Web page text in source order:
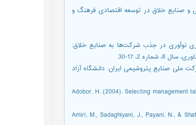
جایگاه صنایع فرهنگی و صنایع خلاق در توسعه اقتصادی فرهنگ و
ثانی، (1395). نقش سیاست گذاری نوآوری در جذب شرکت‌ها به صنایع خلاق:
2، 17-30.
در شركت ملی صنايع پتروشيمی ايران. دانشگاه آزاد
Adobor, H. (2004). Selecting management
Amiri, M., Sadaghiyani, J., Payani, N., &